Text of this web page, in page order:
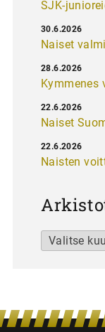
SJK-
Naiset
30.6.2026
Kymmenes
28.6.2026
Naiset
22.6.2026
Naisten
22.6.2026
Arkistot